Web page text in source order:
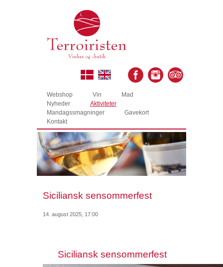
Webshop Vin
Mad
Nyheder
Aktiviteter
Mandagssmagninger
Gavekort
Kontakt
Siciliansk sensommerfest
14. august 2025, 17:00
Siciliansk sensommerfest